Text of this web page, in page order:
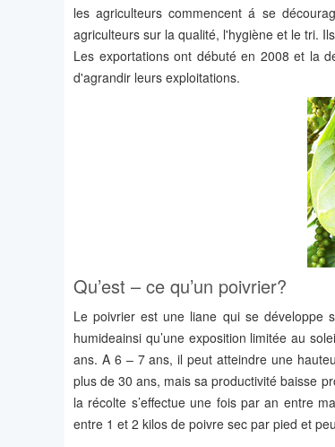
les agriculteurs commencent á se
agriculteurs sur la qualité, l'hygiène et le tri.
Les exportations ont débuté en 2008 et la
d'agrandir leurs exploitations.
Qu’est – ce qu’un poivrier?
Le poivrier est une liane qui se développe
humideainsi qu’une exposition limitée au
ans. A 6 – 7 ans, il peut atteindre une
plus de 30 ans, mais sa productivité baisse
la récolte s’effectue une fois par an entre
entre 1 et 2 kilos de poivre sec par pied et